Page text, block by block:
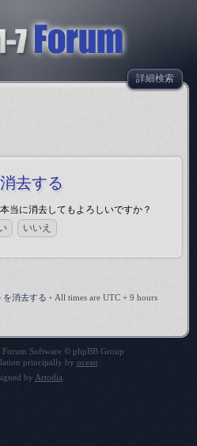
詳細検索
去する
当に消去してもよろしいですか？
を消去する • All times are UTC + 9 hours
Software © phpBB Group
principally by ocean
by Artodia